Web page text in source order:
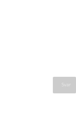
Svar